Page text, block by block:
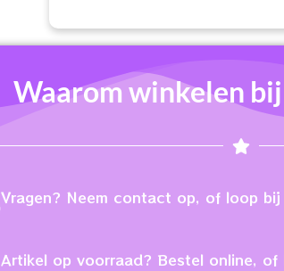
Waarom winkelen bij
Vragen? Neem contact op, of loop bij
Artikel op voorraad? Bestel online,